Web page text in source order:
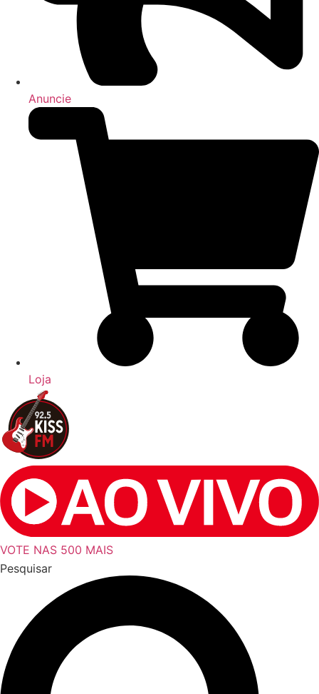
Anuncie
Loja
VOTE NAS 500 MAIS
Pesquisar